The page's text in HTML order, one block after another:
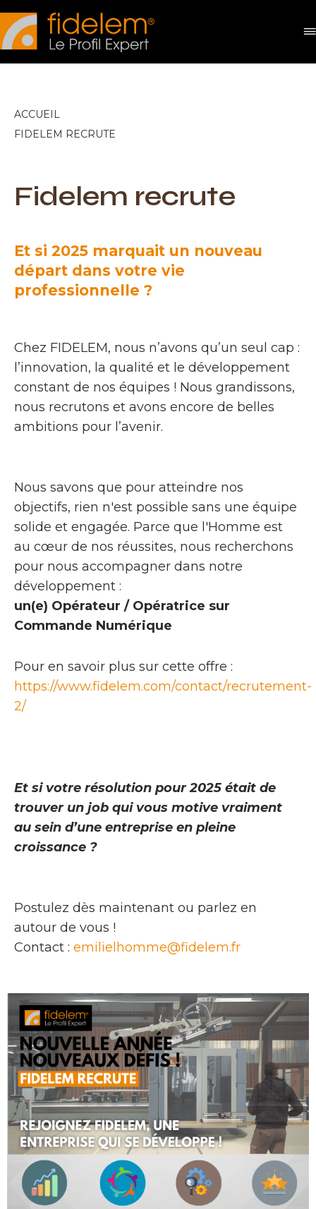
Panneau de gestion des cookies
ACCUEIL
FIDELEM RECRUTE
Fidelem recrute
Et si 2025 marquait un nouveau
départ dans votre vie
professionnelle ?
Chez FIDELEM, nous n’avons qu’un seul cap :
l’innovation, la qualité et le développement
constant de nos équipes ! Nous grandissons,
nous recrutons et avons encore de belles
ambitions pour l’avenir.
Nous savons que pour atteindre nos
objectifs, rien n'est possible sans une équipe
solide et engagée. Parce que l'Homme est
au cœur de nos réussites, nous recherchons
pour nous accompagner dans notre
développement :
un(e) Opérateur / Opératrice sur
Commande Numérique
Pour en savoir plus sur cette offre :
https://www.fidelem.com/contact/recrutement-
2/
Et si votre résolution pour 2025 était de
trouver un job qui vous motive vraiment
au sein d’une entreprise en pleine
croissance ?
Postulez dès maintenant ou parlez en
autour de vous !
Contact : emilielhomme@fidelem.fr